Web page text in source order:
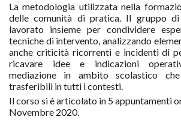
La metodologia utilizzata nella
delle comunità di pratica. Il gruppo
lavorato insieme per condividere
tecniche di intervento, analizzando
anche criticità ricorrenti e incidenti di
ricavare idee e indicazioni
mediazione in ambito scolastico
trasferibili in tutti i contesti.
Il corso si è articolato in 5 appuntamenti
Novembre 2020.